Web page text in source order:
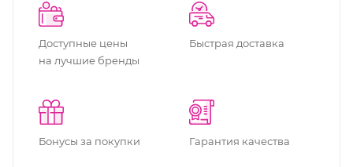
Доступные цены
на лучшие бренды
Быстрая доставка
Бонусы за покупки Гарантия качества